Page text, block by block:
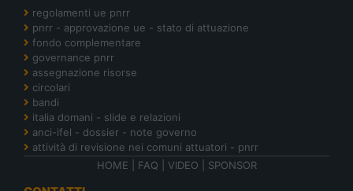
regolamenti ue pnrr
pnrr - approvazione ue - stato di attuazione
fondo complementare
governance pnrr
assegnazione risorse
circolari
bandi
italia domani - slide e relazioni
anci-ifel - dossier - note governo
attività di revisione nei comuni attuatori - pnrr
HOME
FAQ VIDEO SPONSOR